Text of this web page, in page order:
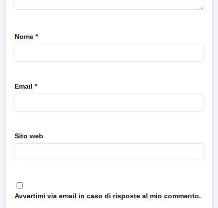
Nome *
Email *
Sito web
Avvertimi via email in caso di risposte al mio commento.